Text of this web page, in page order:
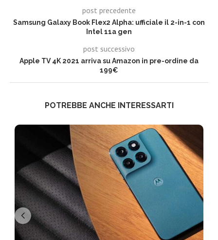
post precedente
Samsung Galaxy Book Flex2 Alpha: ufficiale il 2-in-1 con
Intel 11a gen
post successivo
Apple TV 4K 2021 arriva su Amazon in pre-ordine da
199€
POTREBBE ANCHE INTERESSARTI